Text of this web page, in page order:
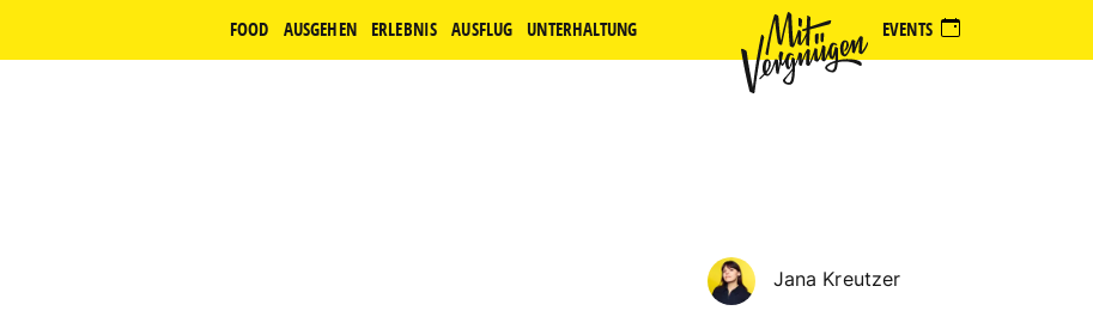
FOOD AUSGEHEN ERLEBNIS AUSFLUG UNTERHALTUNG EVENTS
Jana Kreutzer